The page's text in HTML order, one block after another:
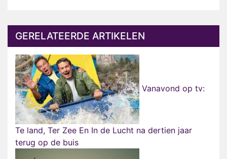
GERELATEERDE ARTIKELEN
Vanavond op tv:
Te land, Ter Zee En In de Lucht na dertien jaar
terug op de buis